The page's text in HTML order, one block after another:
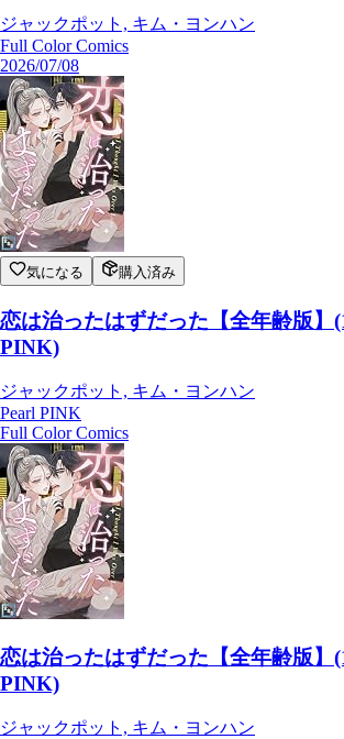
ジャックポット, キム・ヨンハン
Full Color Comics
2026/07/08
気になる 購入済み
恋は治ったはずだった【全年齢版】
PINK)
ジャックポット, キム・ヨンハン
Pearl PINK
Full Color Comics
恋は治ったはずだった【全年齢版】
PINK)
ジャックポット, キム・ヨンハン